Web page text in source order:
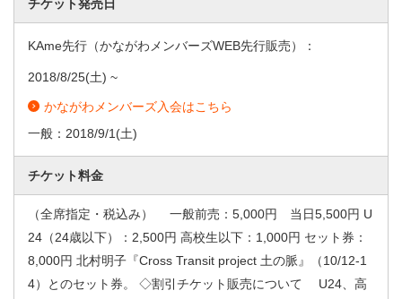
チケット発売日
KAme先行（かながわメンバーズWEB先行販売）：
2018/8/25(土) ~
かながわメンバーズ入会はこちら
一般： 2018/9/1 (土)
チケット料金
（全席指定・税込み） 一般前売：5,000円 当日5,500円 U
24（24歳以下）：2,500円 高校生以下：1,000円 セット券：
8,000円 北村明子『Cross Transit project 土の脈』（10/12-1
4）とのセット券。 ◇割引チケット販売について U24、高